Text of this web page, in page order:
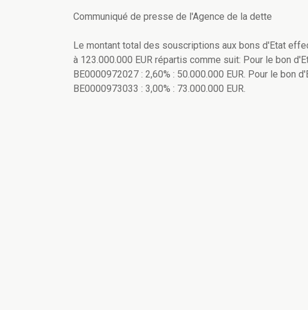
Communiqué de presse de l'Agence de la dette
Le montant total des souscriptions aux bons d'Etat
à 123.000.000 EUR répartis comme suit: Pour le bon
BE0000972027 : 2,60% : 50.000.000 EUR. Pour le bon
BE0000973033 : 3,00% : 73.000.000 EUR.